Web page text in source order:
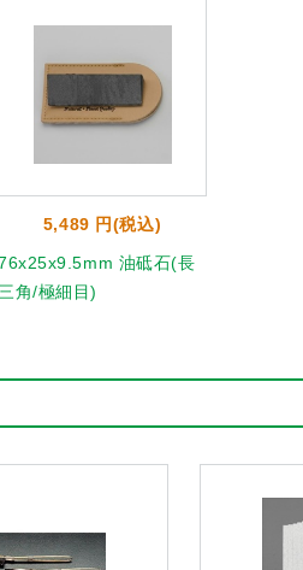
5,489 円(税込)
油砥石(長
三角/極細目)